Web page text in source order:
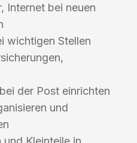
Internet bei neuen
wichtigen Stellen
der Post einrichten
und